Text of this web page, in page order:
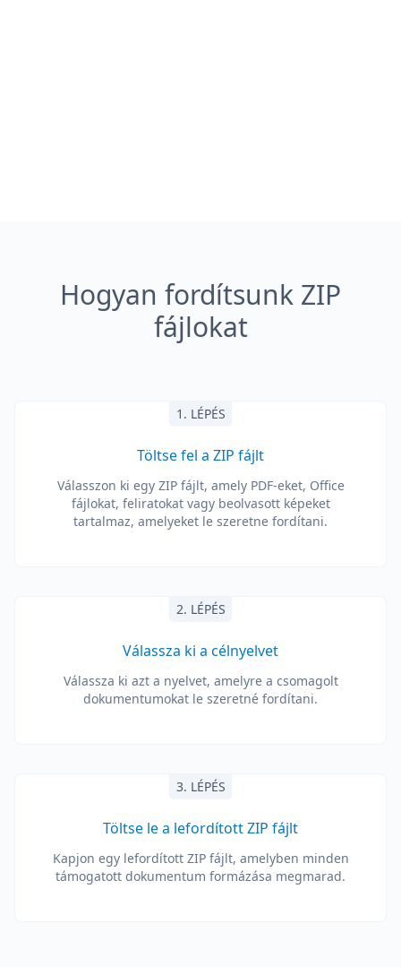
Hogyan fordítsunk ZIP
fájlokat
1. LÉPÉS
Töltse fel a ZIP fájlt
Válasszon ki egy ZIP fájlt, amely PDF-eket, Office
fájlokat, feliratokat vagy beolvasott képeket
tartalmaz, amelyeket le szeretne fordítani.
2. LÉPÉS
Válassza ki a célnyelvet
Válassza ki azt a nyelvet, amelyre a csomagolt
dokumentumokat le szeretné fordítani.
3. LÉPÉS
Töltse le a lefordított ZIP fájlt
Kapjon egy lefordított ZIP fájlt, amelyben minden
támogatott dokumentum formázása megmarad.